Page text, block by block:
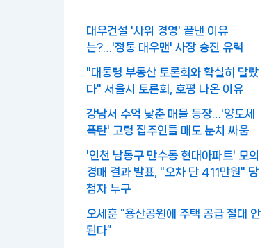
대우건설 '사위 경영' 끝낸 이유
는?…'정통 대우맨' 사장 승진 유력
"대통령 부동산 토론회와 확실히 달랐
다" 서울시 토론회, 호평 나온 이유
강남서 수억 낮춘 매물 등장…'양도세
폭탄' 고령 집주인들 매도 눈치 싸움
'인천 남동구 만수동 현대아파트' 모의
경매 결과 발표, "오차 단 411만원" 당
첨자 누구
오세훈 “용산공원에 주택 공급 절대 안
된다”